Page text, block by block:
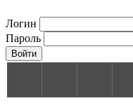
Логин
Пароль
Войти